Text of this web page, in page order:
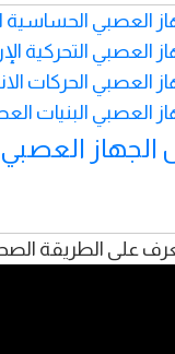
العصبي الحساسية
العصبي التحركية
العصبي الحركات
العصبي البنيات
على الطريقة